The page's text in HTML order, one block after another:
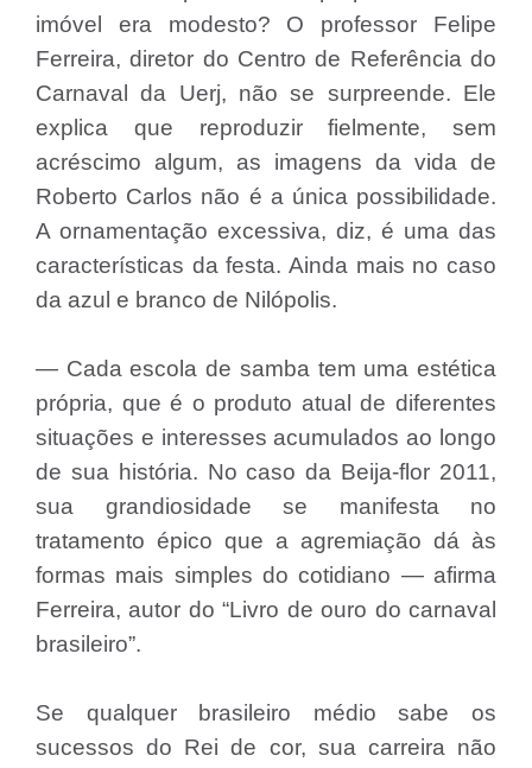
imóvel era modesto? O professor Felipe
Ferreira, diretor do Centro de Referência do
Carnaval da Uerj, não se surpreende. Ele
explica que reproduzir fielmente, sem
acréscimo algum, as imagens da vida de
Roberto Carlos não é a única possibilidade.
A ornamentação excessiva, diz, é uma das
características da festa. Ainda mais no caso
da azul e branco de Nilópolis.
— Cada escola de samba tem uma estética
própria, que é o produto atual de diferentes
situações e interesses acumulados ao longo
de sua história. No caso da Beija-flor 2011,
sua grandiosidade se manifesta no
tratamento épico que a agremiação dá às
formas mais simples do cotidiano — afirma
Ferreira, autor do “Livro de ouro do carnaval
brasileiro”.
Se qualquer brasileiro médio sabe os
sucessos do Rei de cor, sua carreira não